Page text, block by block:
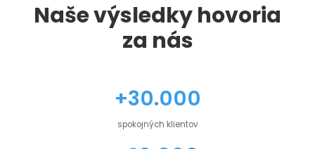
Naše výsledky hovoria
za nás
+30.000
spokojných klientov